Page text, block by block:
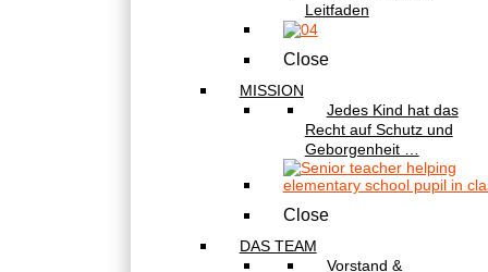
Leitfaden
Close
MISSION
Jedes Kind hat das
Recht auf Schutz und
Geborgenheit …
Close
DAS TEAM
Vorstand &